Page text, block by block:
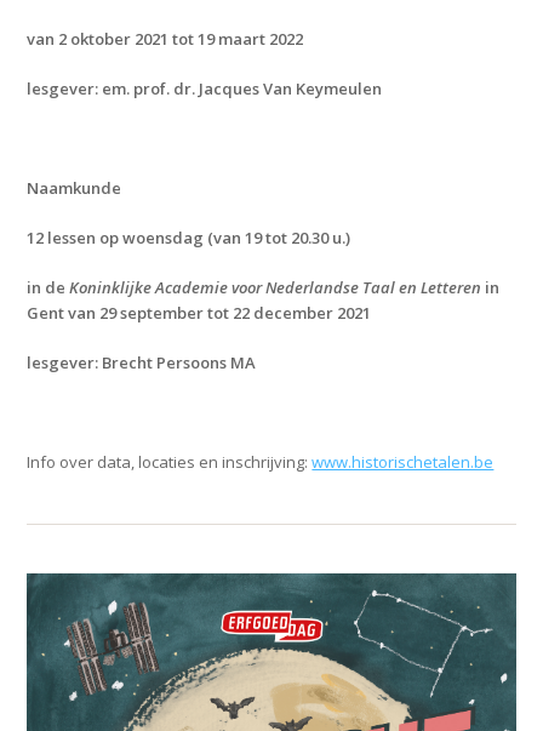
van 2 oktober 2021 tot 19 maart 2022
lesgever: em. prof. dr. Jacques Van Keymeulen
Naamkunde
12 lessen op woensdag (van 19 tot 20.30 u.)
in deKoninklijke Academie voor Nederlandse Taal en Letteren in
Gent van 29 september tot 22 december 2021
lesgever: Brecht Persoons MA
Info over data, locaties en inschrijving:www.historischetalen.be